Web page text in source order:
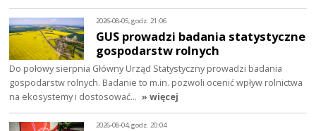
2026-08-05, godz. 21:06
GUS prowadzi badania statystyczne
gospodarstw rolnych
Do połowy sierpnia Główny Urząd Statystyczny prowadzi badania
gospodarstw rolnych. Badanie to m.in. pozwoli ocenić wpływ rolnictwa
na ekosystemy i dostosować… » więcej
2026-08-04, godz. 20:04